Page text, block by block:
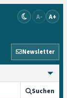
A- A+
Newsletter
Suchen